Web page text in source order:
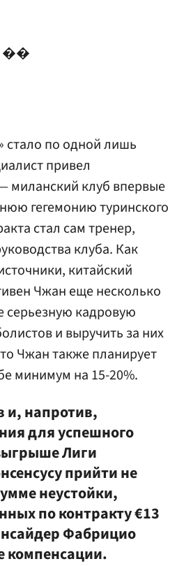
��
стало по одной лишь
привел
миланский клуб впервые
гегемонию туринского
стал сам тренер,
клуба. Как
китайский
Чжан еще несколько
серьезную кадровую
и выручить за них
Чжан также планирует
минимум на 15-20%.
и, напротив,
для успешного
Лиги
прийти не
неустойки,
по контракту €13
Фабрицио
компенсации.